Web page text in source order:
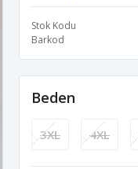
Stok Kodu
Barkod
Beden
3XL 4XL